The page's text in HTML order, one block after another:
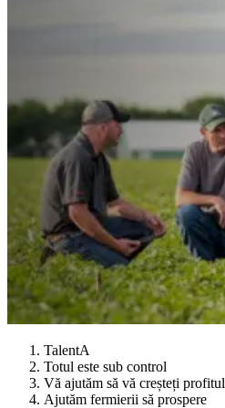
TalentA
Totul este sub control
Vă ajutăm să vă creșteți profitul
Ajutăm fermierii să prospere